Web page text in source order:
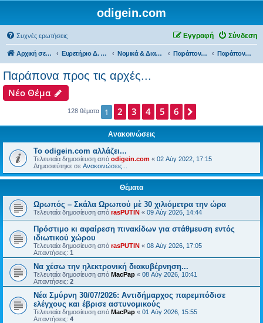
odigein.com
Συχνές ερωτήσεις Σύνδεση
Εγγραφή
Αρχική σελίδα Ευρετήριο Δ. Συζήτησης Νομικά & Διαδικαστικά θέματα, Καταγγελίες & Παράπονα... Παράπονα & εύσημα προς τις Αρχές... Παράπονα προς τις αρχές...
Παράπονα προς τις αρχές...
Νέο Θέμα
128 θέματα 1 2 3 4 5 6
Ανακοινώσεις
Το odigein.com αλλάζει...
Τελευταία δημοσίευση από odigein.com « 02 Αύγ 2022, 17:15
Δημοσιεύτηκε σε Ανακοινώσεις...
Θέματα
Ωρωπός – Σκάλα Ωρωπού μὲ 30 χιλιόμετρα την ώρα
Τελευταία δημοσίευση από rasPUTIN « 09 Αύγ 2026, 14:44
Πρόστιμο κι αφαίρεση πινακίδων για στάθμευση εντός
ιδιωτικού χώρου
Τελευταία δημοσίευση από rasPUTIN « 08 Αύγ 2026, 17:05
Απαντήσεις: 1
Να χέσω την ηλεκτρονική διακυβέρνηση...
Τελευταία δημοσίευση από MacPap « 08 Αύγ 2026, 10:41
Απαντήσεις: 2
Νέα Σμύρνη 30/07/2026: Αντιδήμαρχος παρεμπόδισε
ελέγχους και έβρισε αστυνομικούς
Τελευταία δημοσίευση από MacPap « 01 Αύγ 2026, 15:55
Απαντήσεις: 4